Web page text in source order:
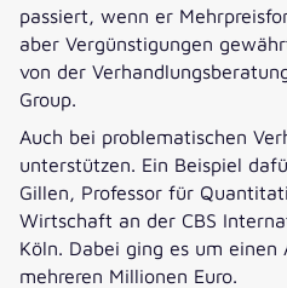
passiert, wenn er
aber Vergünstigungen
von der
Group.
Auch bei problematischen
unterstützen. Ein Beispiel
Gillen, Professor für
Wirtschaft an der CBS
Köln. Dabei ging es um
mehreren Millionen Euro.